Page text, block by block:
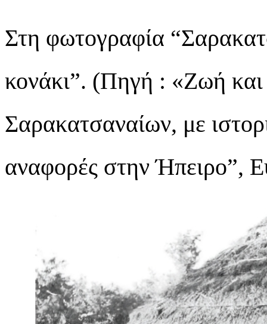
Στη φωτογραφία
κονάκι”. (Πηγή : «Ζωή
Σαρακατσαναίων, με
αναφορές στην Ήπειρο”,